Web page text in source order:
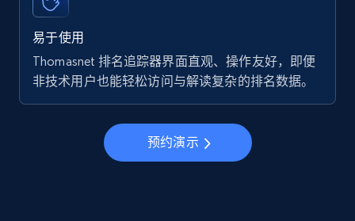
Walmart - products - Find new products by
using specific category URL
Specifications, Image urls, Top reviews, and
易于使用
Thomasnet 排名追踪器界面直观、操作友好，即便
非技术用户也能轻松访问与解读复杂的排名数据。
预约演示